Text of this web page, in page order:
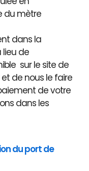
du mètre
dans la
lieu de
sur le site de
de nous le faire
de votre
dans les
du port de